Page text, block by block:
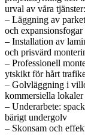
urval av våra tjänster:
– Läggning av
och expansionsfogar
– Installation av
och prisvärd
– Professionell
ytskikt för hårt
– Golvläggning i
kommersiella lokaler
– Underarbete:
bärigt undergolv
– Skonsam och